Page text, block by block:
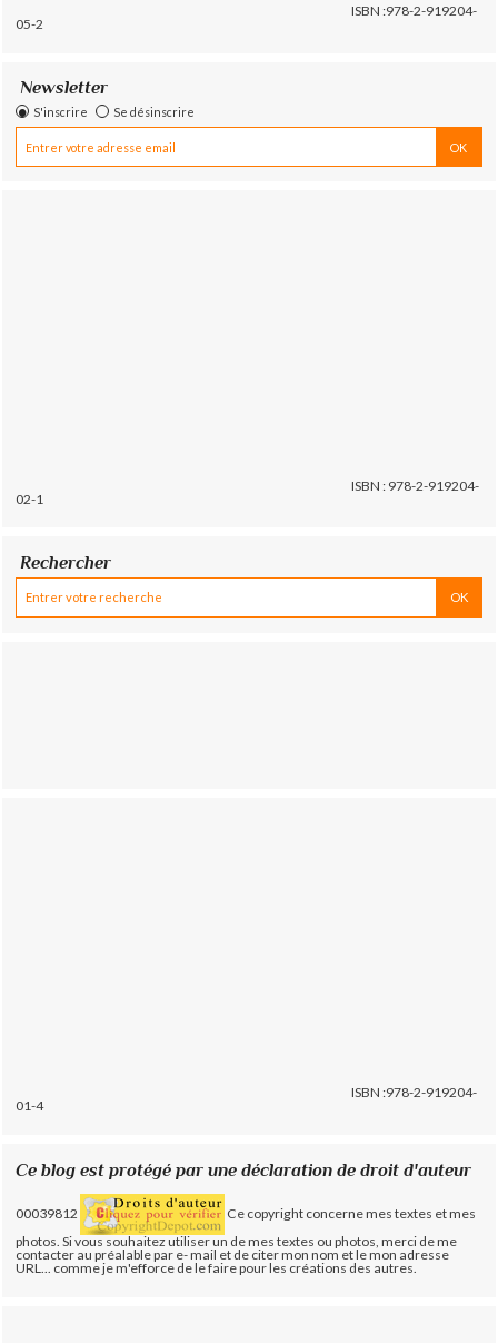
ISBN :978-2-919204-
05-2
Newsletter
S'inscrire Se désinscrire
ISBN : 978-2-919204-
02-1
Rechercher
ISBN :978-2-919204-
01-4
Ce blog est protégé par une déclaration de droit d'auteur
00039812
Ce copyright concerne mes textes et mes
photos. Si vous souhaitez utiliser un de mes textes ou photos, merci de me
contacter au préalable par e- mail et de citer mon nom et le mon adresse
URL... comme je m'efforce de le faire pour les créations des autres.